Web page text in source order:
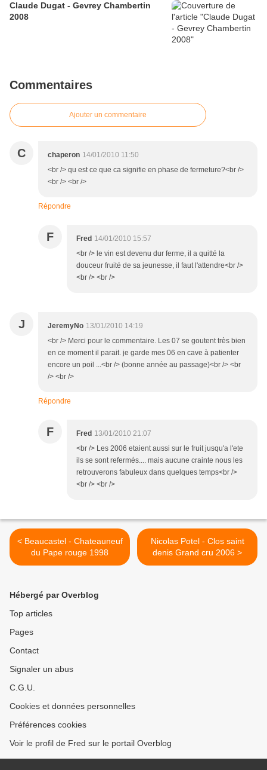
Claude Dugat - Gevrey Chambertin
2008
Commentaires
Ajouter un commentaire
C chaperon 14/01/2010 11:50
<br /> qu est ce que ca signifie en phase de fermeture?<br />
<br /> <br />
Répondre
F Fred 14/01/2010 15:57
<br /> le vin est devenu dur ferme, il a quitté la
douceur fruité de sa jeunesse, il faut l'attendre<br />
<br /> <br />
J JeremyNo 13/01/2010 14:19
<br /> Merci pour le commentaire. Les 07 se goutent très bien
en ce moment il parait. je garde mes 06 en cave à patienter
encore un poil ...<br /> (bonne année au passage)<br /> <br
/> <br />
Répondre
F Fred 13/01/2010 21:07
<br /> Les 2006 etaient aussi sur le fruit jusqu'a l'ete
ils se sont refermés.... mais aucune crainte nous les
retrouverons fabuleux dans quelques temps<br />
<br /> <br />
< Beaucastel - Chateauneuf
du Pape rouge 1998
Nicolas Potel - Clos saint
denis Grand cru 2006 >
Hébergé par Overblog
Top articles
Pages
Contact
Signaler un abus
C.G.U.
Cookies et données personnelles
Préférences cookies
Voir le profil de Fred sur le portail Overblog